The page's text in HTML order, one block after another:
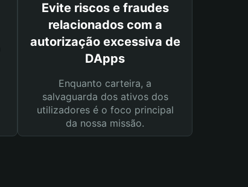
Evite riscos e fraudes
relacionados com a
autorização excessiva de
DApps
Enquanto carteira, a
salvaguarda dos ativos dos
utilizadores é o foco principal
da nossa missão.